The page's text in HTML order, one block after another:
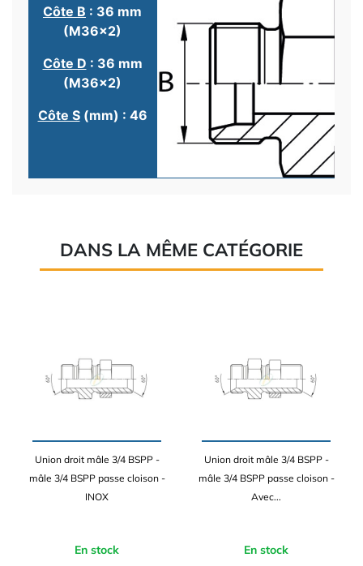
Côte B : 36 mm
(M36x2)
Côte D : 36 mm
(M36x2)
Côte S(mm) : 46
DANS LA MÊME CATÉGORIE
Union droit mâle 3/4 BSPP -
mâle 3/4 BSPP passe cloison -
INOX
En stock
Union droit mâle 3/4 BSPP -
mâle 3/4 BSPP passe cloison -
Avec...
En stock